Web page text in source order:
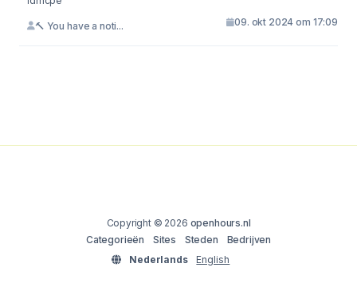
🔨 You have a noti... 09. okt 2024 om 17:09
Copyright © 2026 openhours.nl
Categorieën
Sites Steden
Bedrijven
Nederlands
English